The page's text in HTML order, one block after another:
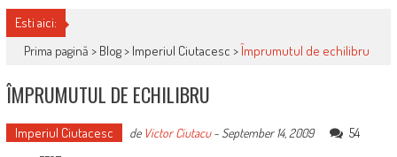
Esti aici:
Prima pagină > Blog> Imperiul Ciutacesc > Împrumutul de echilibru
ÎMPRUMUTUL DE ECHILIBRU
Imperiul Ciutacesc de Victor Ciutacu- September 14, 2009
54